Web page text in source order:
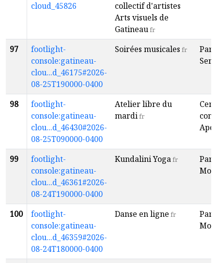
cloud_45826
collectif d'artistes
Arts visuels de
Gatineaufr
97
footlight-
console:gatineau-
clou...d_46175#2026-
08-25T190000-0400
Soirées musicales fr
98
footlight-
console:gatineau-
clou...d_46430#2026-
08-25T090000-0400
Atelier libre du
mardifr
99
footlight-
console:gatineau-
clou...d_46361#2026-
08-24T190000-0400
Kundalini Yogafr
Parc
100
footlight-
console:gatineau-
clou...d_46359#2026-
08-24T180000-0400
Danse en ligne fr
Parc